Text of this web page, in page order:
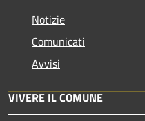
Notizie
Comunicati
Avvisi
VIVERE IL COMUNE